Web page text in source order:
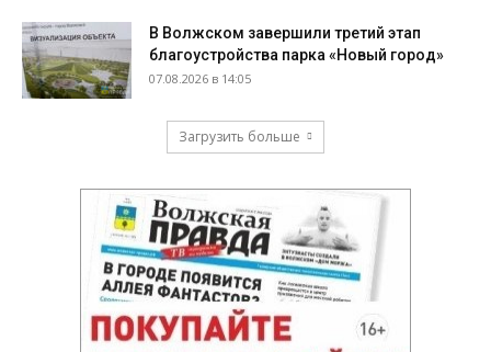
В Волжском завершили третий этап
благоустройства парка «Новый город»
07.08.2026 в 14:05
Загрузить больше